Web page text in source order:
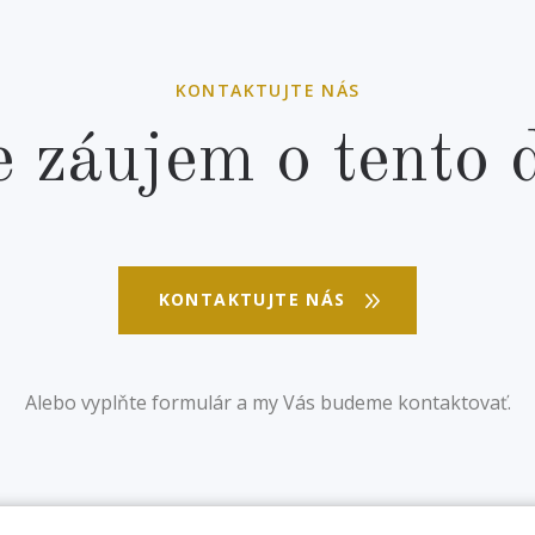
KONTAKTUJTE NÁS
záujem o tento
KONTAKTUJTE NÁS
Alebo vyplňte formulár a my Vás budeme kontaktovať.